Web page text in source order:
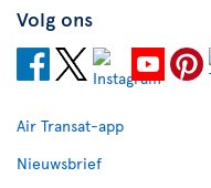
Volg ons
Air Transat-app
Nieuwsbrief